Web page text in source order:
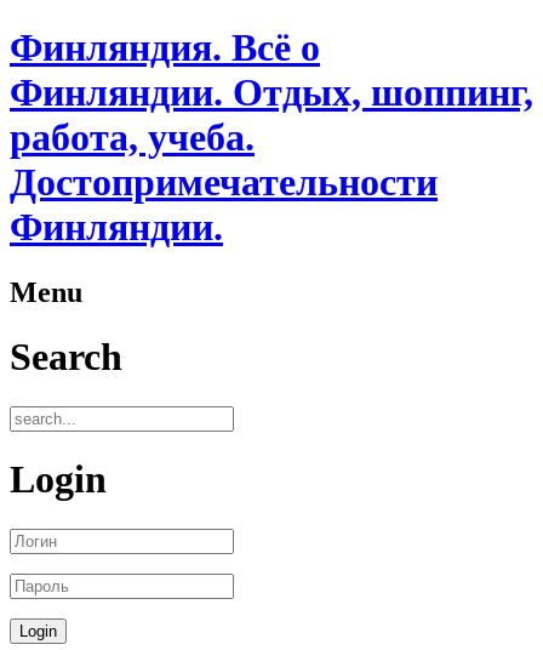
Финляндия. Всё о
Финляндии. Отдых, шоппинг,
работа, учеба.
Достопримечательности
Финляндии.
Menu
Search
Login